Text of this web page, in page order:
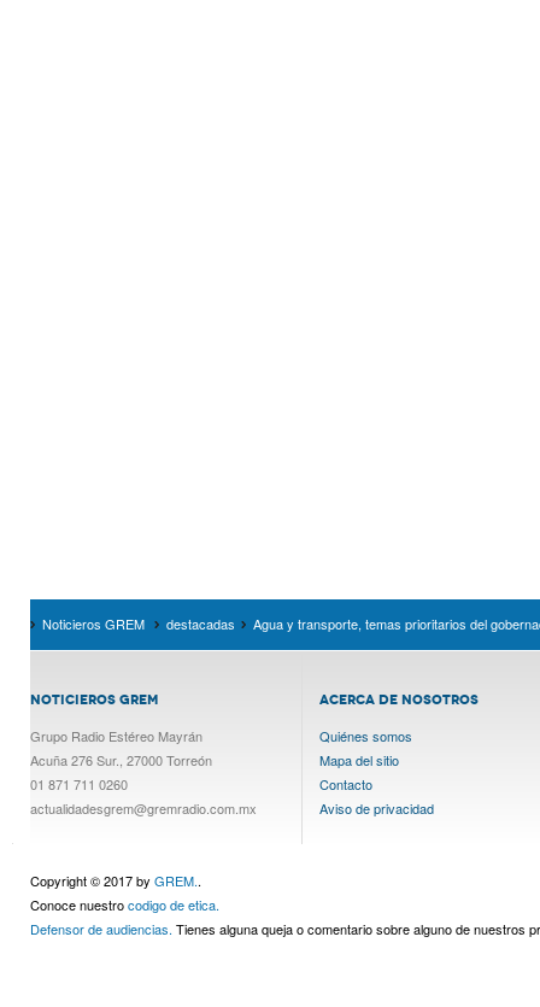
Noticieros GREM destacadas Agua y transporte, temas prioritarios del
NOTICIEROS GREM
Grupo Radio Estéreo Mayrán
Acuña 276 Sur., 27000 Torreón
01 871 711 0260
actualidadesgrem@gremradio.com.mx
ACERCA DE NOSOTROS
Quiénes somos
Mapa del sitio
Contacto
Aviso de privacidad
Copyright © 2017 by GREM..
Conoce nuestrocodigo de etica.
Defensor de audiencias. Tienes alguna queja o comentario sobre alguno de nuestros